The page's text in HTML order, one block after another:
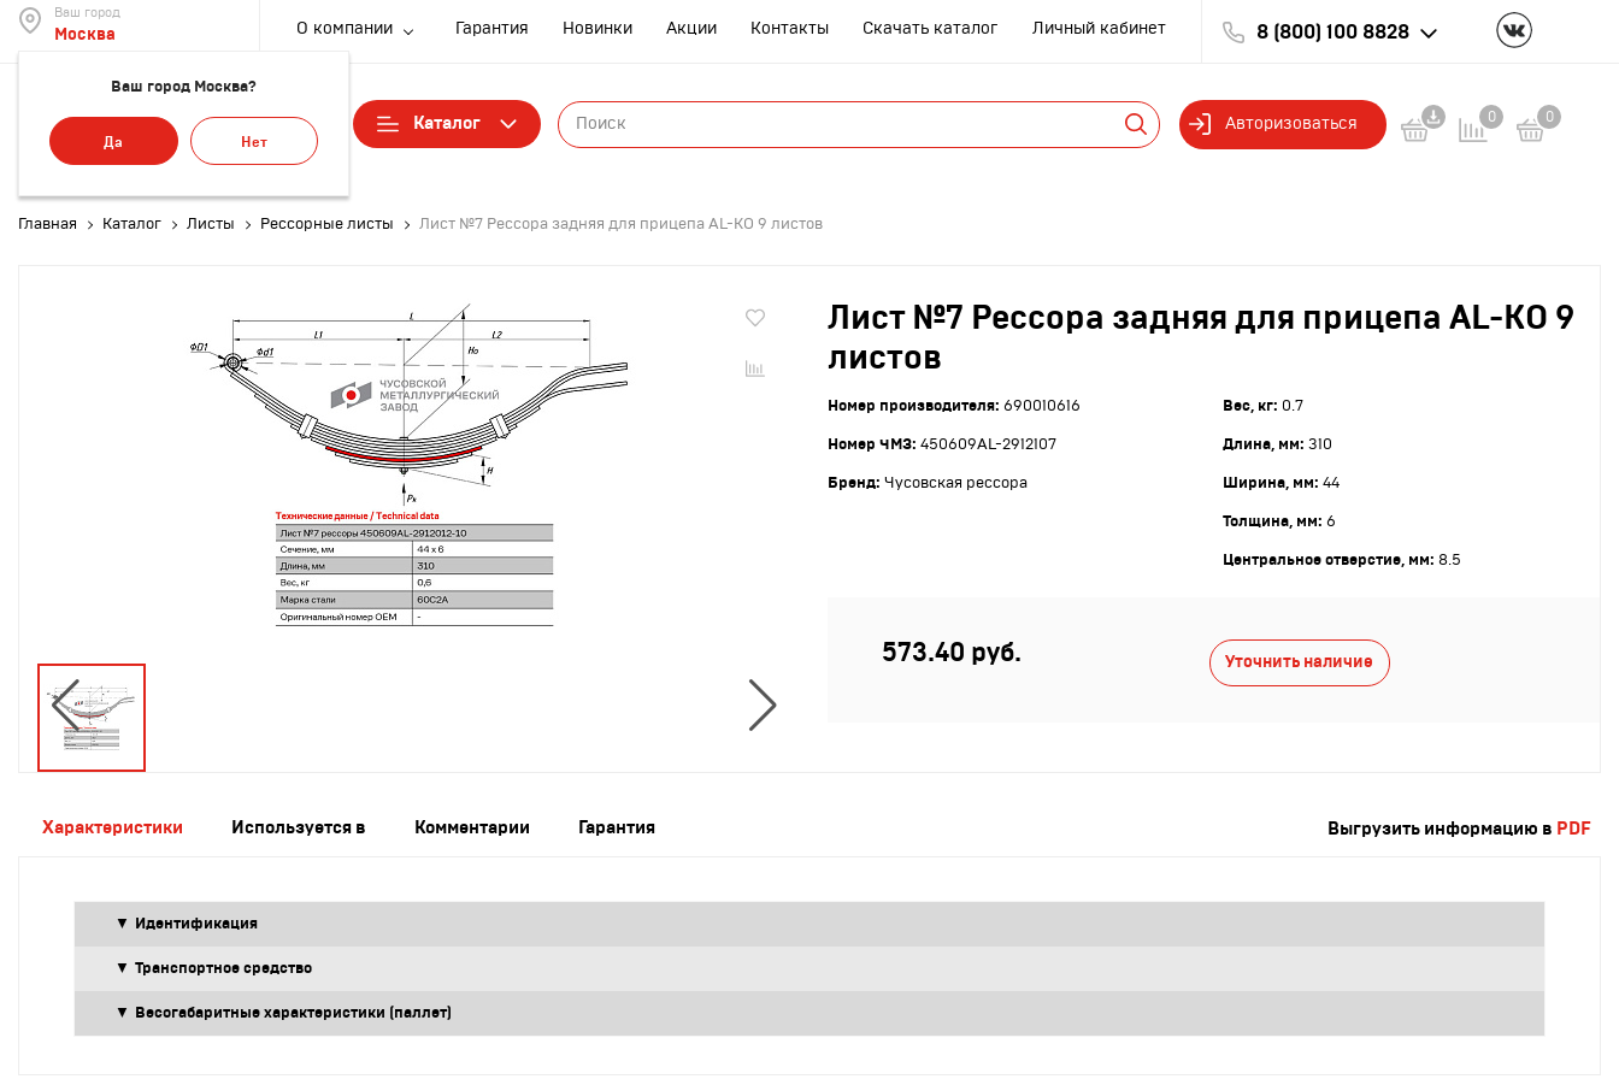
Ваш город
Москва
Ваш город Москва?
Да Нет
О компании Гарантия Новинки Акции Контакты Скачать каталог Личный кабинет 8 (800) 100 8828
Каталог
Стремянки
рессор
Сайлентблоки
Тормозные
Авторизоваться 0 0
Главная Каталог Листы Рессорные листы Лист №7 Рессора задняя для прицепа AL-KO 9 листов
Лист №7 Рессора задняя для прицепа AL-KO 9
листов
Номер производителя: 690010616
Номер ЧМЗ: 450609AL-2912107
Бренд: Чусовская рессора
Вес, кг: 0.7
Длина, мм: 310
Ширина, мм: 44
Толщина, мм: 6
Центральное отверстие, мм: 8.5
573.40 руб. Уточнить наличие
Характеристики Используется в Комментарии Гарантия Выгрузить информацию в PDF
Идентификация
Транспортное средство
Весогабаритные характеристики (паллет)